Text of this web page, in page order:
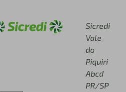
Sicredi
Vale
do
Piquiri
Abcd
PR/SP